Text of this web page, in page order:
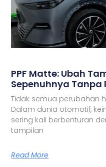
PPF Matte: Ubah
Sepenuhnya Tanpa
Tidak semua perubahan
Dalam dunia otomotif,
sering kali berbenturan
tampilan
Read More